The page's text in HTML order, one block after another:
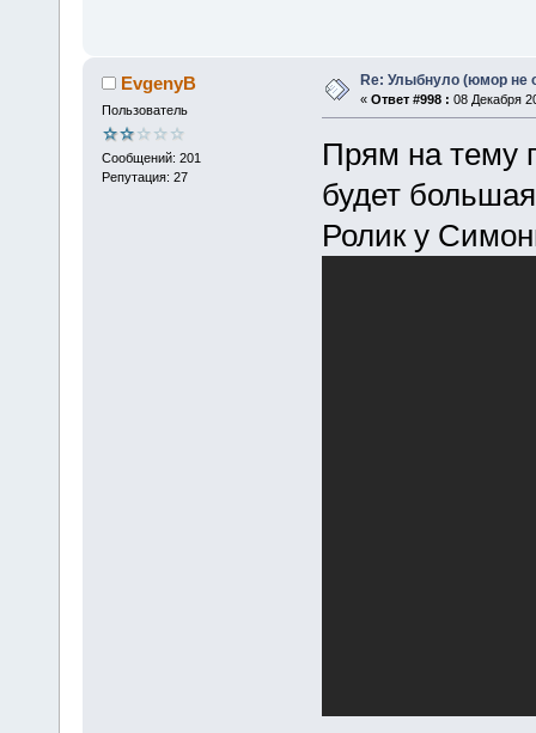
EvgenyB
Пользователь
Сообщений: 201
Репутация: 27
Re: Улыбнуло (юмор не
« Ответ #998 : 08 Декабря
Прям на тему
будет
Ролик у